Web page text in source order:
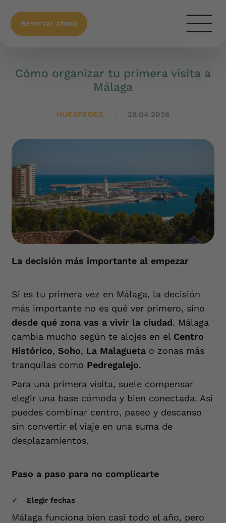
Reservar ahora
Cómo organizar tu primera visita a
Málaga
HUÉSPEDES 28.04.2026
La decisión más importante al empezar
Si es tu primera vez en Málaga, la decisión
más importante no es qué ver primero, sino
desde qué zona vas a vivir la ciudad. Málaga
cambia mucho según te alojes en el Centro
Histórico, Soho, La Malagueta o zonas más
tranquilas como Pedregalejo.
Para una primera visita, suele compensar
elegir una base cómoda y bien conectada. Así
puedes combinar centro, paseo y descanso
sin convertir el viaje en una suma de
desplazamientos.
Paso a paso para no complicarte
Elegir fechas
Málaga funciona bien casi todo el año, pero